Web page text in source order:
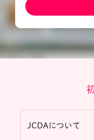
JCDAについて